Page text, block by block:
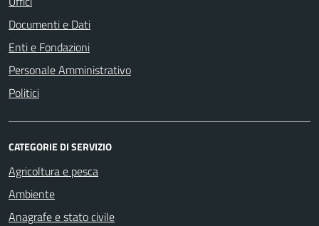
Documenti e Dati
Enti e Fondazioni
Personale Amministrativo
Politici
CATEGORIE DI SERVIZIO
Agricoltura e pesca
Ambiente
Anagrafe e stato civile